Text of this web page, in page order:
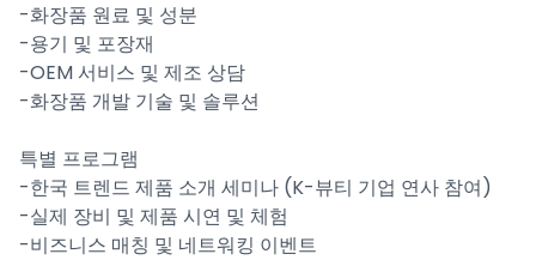
-화장품 원료 및 성분
​-용기 및 포장재
​-OEM 서비스 및 제조 상담
​-화장품 개발 기술 및 솔루션
특별 프로그램
-한국 트렌드 제품 소개 세미나 (K-뷰티 기업 연사 참여)
​-실제 장비 및 제품 시연 및 체험
​-비즈니스 매칭 및 네트워킹 이벤트